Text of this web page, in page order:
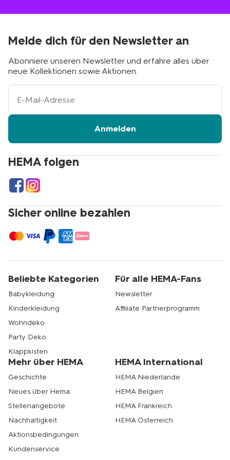
HEMA folgen
Sicher online bezahlen
Melde dich für den Newsletter an
Abonniere unseren Newsletter und erfahre alles über
neue Kollektionen sowie Aktionen.
Ihre
Adresse
Anmelden
Beliebte Kategorien
Babykleidung
Kinderkleidung
Wohndeko
Party Deko
Klappkisten
Für alle HEMA-Fans
Newsletter
Affiliate Partnerprogramm
Mehr über HEMA
Geschichte
Neues über Hema
Stellenangebote
Nachhaltigkeit
Aktionsbedingungen
Kundenservice
HEMA International
HEMA Niederlande
HEMA Belgien
HEMA Frankreich
HEMA Österreich